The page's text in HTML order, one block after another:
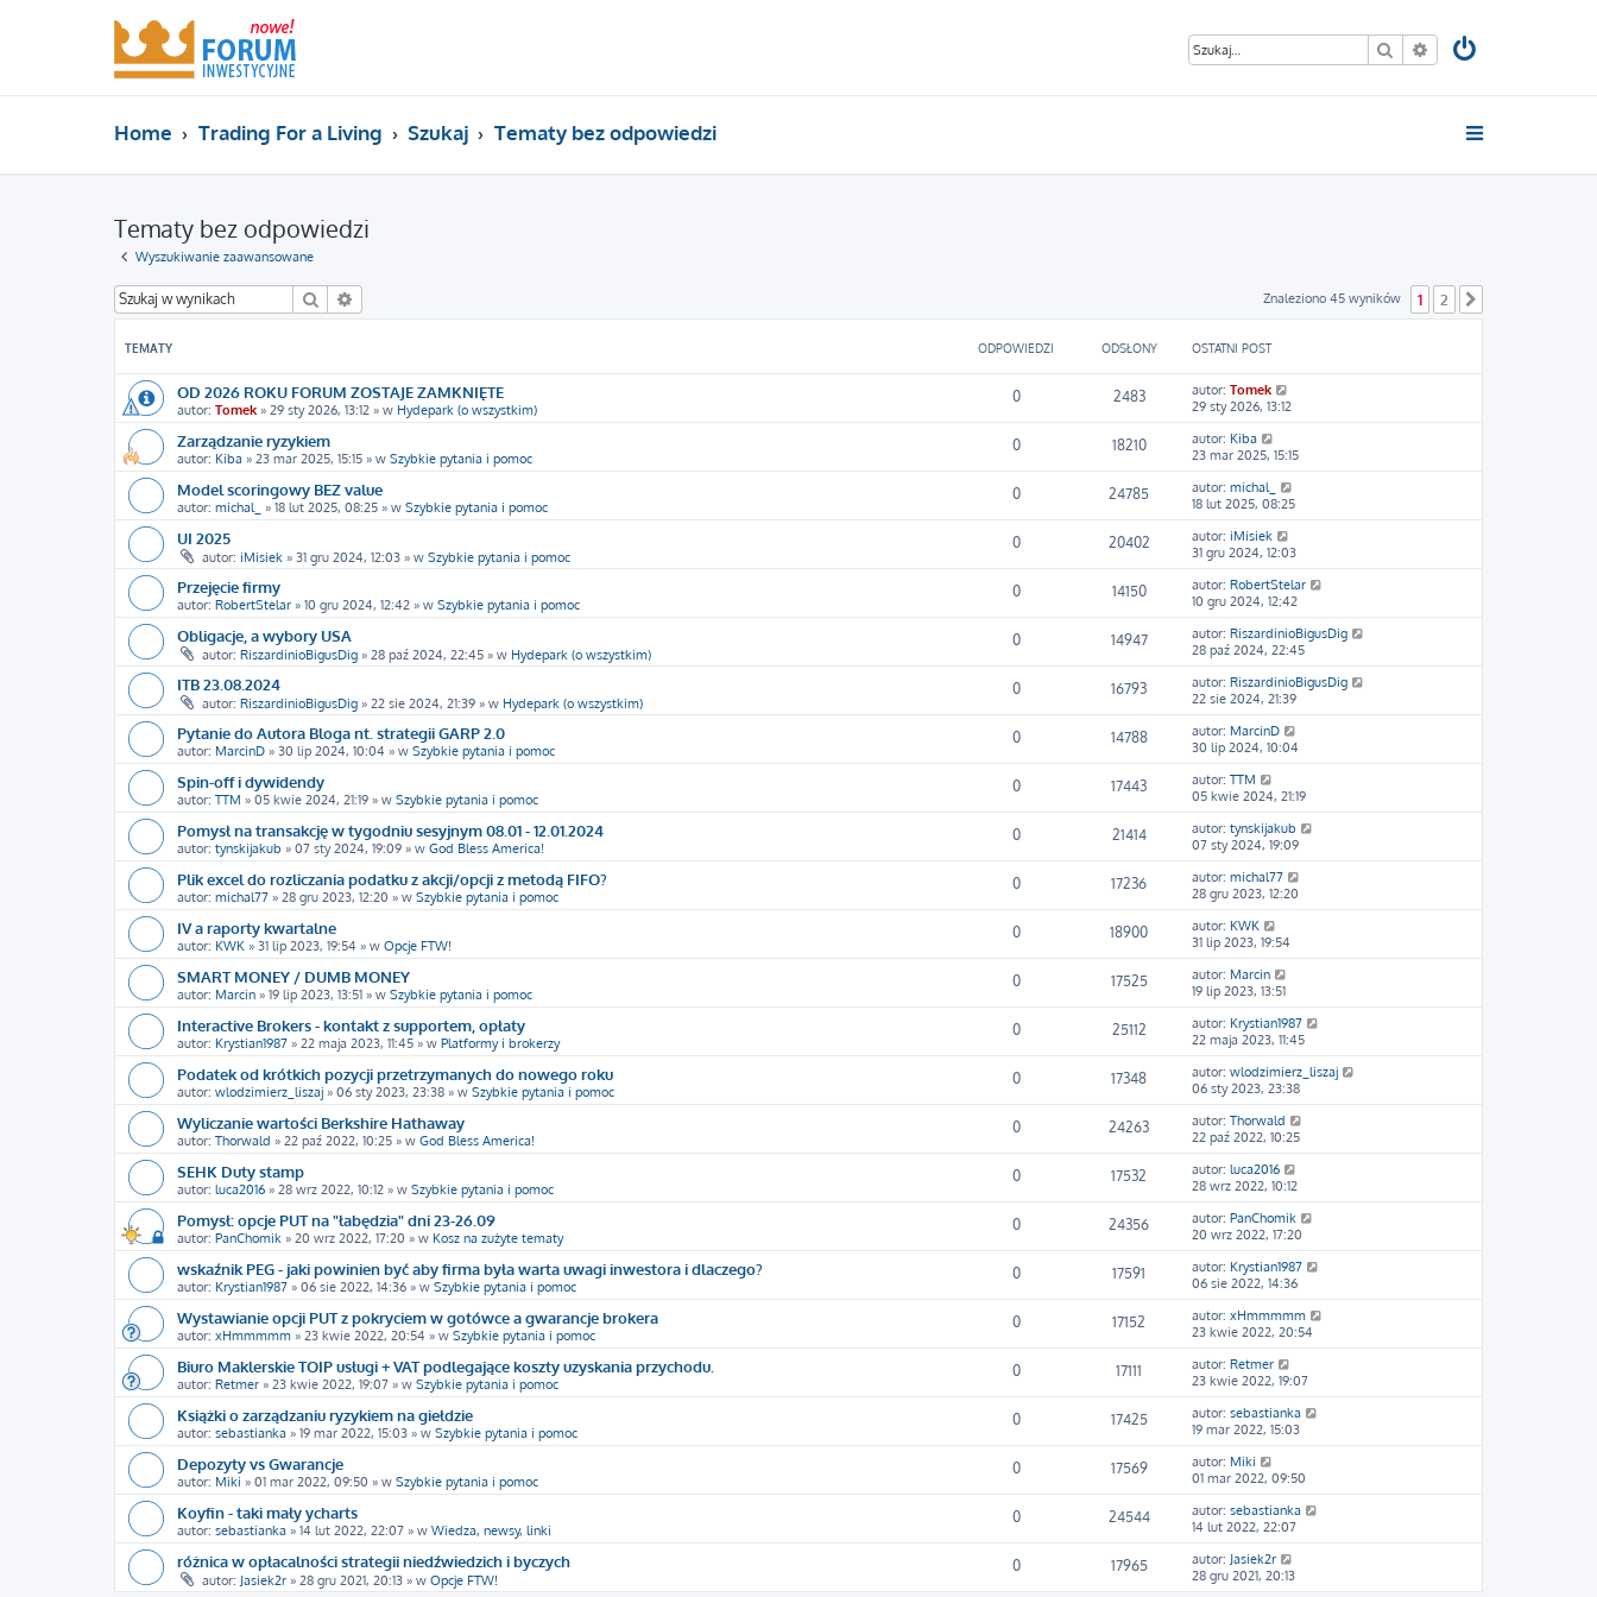
Szukaj Wyszukiwanie
Home Trading For a Living Szukaj Tematy bez odpowiedzi
Tematy bez odpowiedzi
Wyszukiwanie zaawansowane
Szukaj Znaleziono 45 wyników 1 2
TEMATY ODPOWIEDZI ODSŁONY OSTATNI POST
OD 2026 ROKU FORUM ZOSTAJE ZAMKNIĘTE
autor: Tomek » 29 sty 2026, 13:12 » w Hydepark (o wszystkim)
0 2483 autor: Tomek
29 sty 2026, 13:12
Zarządzanie ryzykiem
autor: Kiba » 23 mar 2025, 15:15 » w Szybkie pytania i pomoc
0 18210 autor: Kiba
23 mar 2025, 15:15
Model scoringowy BEZ value
autor: michal_ » 18 lut 2025, 08:25 » w Szybkie pytania i pomoc
0 24785 autor: michal_
18 lut 2025, 08:25
UI 2025
autor: iMisiek » 31 gru 2024, 12:03 » w Szybkie pytania i pomoc
0 20402 autor: iMisiek
31 gru 2024, 12:03
Przejęcie firmy
autor: RobertStelar » 10 gru 2024, 12:42 » w Szybkie pytania i pomoc
0 14150 autor: RobertStelar
10 gru 2024, 12:42
Obligacje, a wybory USA
autor: RiszardinioBigusDig » 28 paź 2024, 22:45 » w Hydepark (o wszystkim)
0 14947 autor: RiszardinioBigusDig
28 paź 2024, 22:45
ITB 23.08.2024
autor: RiszardinioBigusDig » 22 sie 2024, 21:39 » w Hydepark (o wszystkim)
0 16793 autor: RiszardinioBigusDig
22 sie 2024, 21:39
Pytanie do Autora Bloga nt. strategii GARP 2.0
autor: MarcinD » 30 lip 2024, 10:04 » w Szybkie pytania i pomoc
0 14788 autor: MarcinD
30 lip 2024, 10:04
Spin-off i dywidendy
autor: TTM » 05 kwie 2024, 21:19 » w Szybkie pytania i pomoc
0 17443 autor: TTM
05 kwie 2024, 21:19
Pomysł na transakcję w tygodniu sesyjnym 08.01 - 12.01.2024
autor: tynskijakub » 07 sty 2024, 19:09 » w God Bless America!
0 21414 autor: tynskijakub
07 sty 2024, 19:09
Plik excel do rozliczania podatku z akcji/opcji z metodą FIFO?
autor: michal77 » 28 gru 2023, 12:20 » w Szybkie pytania i pomoc
0 17236 autor: michal77
28 gru 2023, 12:20
IV a raporty kwartalne
autor: KWK » 31 lip 2023, 19:54 » w Opcje FTW!
0 18900 autor: KWK
31 lip 2023, 19:54
SMART MONEY / DUMB MONEY
autor: Marcin » 19 lip 2023, 13:51 » w Szybkie pytania i pomoc
0 17525 autor: Marcin
19 lip 2023, 13:51
Interactive Brokers - kontakt z supportem, opłaty
autor: Krystian1987 » 22 maja 2023, 11:45 » w Platformy i brokerzy
0 25112 autor: Krystian1987
22 maja 2023, 11:45
Podatek od krótkich pozycji przetrzymanych do nowego roku
autor: wlodzimierz_liszaj » 06 sty 2023, 23:38 » w Szybkie pytania i pomoc
0 17348 autor: wlodzimierz_liszaj
06 sty 2023, 23:38
Wyliczanie wartości Berkshire Hathaway
autor: Thorwald » 22 paź 2022, 10:25 » w God Bless America!
0 24263 autor: Thorwald
22 paź 2022, 10:25
SEHK Duty stamp
autor: luca2016 » 28 wrz 2022, 10:12 » w Szybkie pytania i pomoc
0 17532 autor: luca2016
28 wrz 2022, 10:12
Pomysł: opcje PUT na "łabędzia" dni 23-26.09
autor: PanChomik » 20 wrz 2022, 17:20 » w Kosz na zużyte tematy
0 24356 autor: PanChomik
20 wrz 2022, 17:20
wskaźnik PEG - jaki powinien być aby firma była warta uwagi inwestora i dlaczego?
autor: Krystian1987 » 06 sie 2022, 14:36 » w Szybkie pytania i pomoc
0 17591 autor: Krystian1987
06 sie 2022, 14:36
Wystawianie opcji PUT z pokryciem w gotówce a gwarancje brokera
autor: xHmmmmm » 23 kwie 2022, 20:54 » w Szybkie pytania i pomoc
0 17152 autor: xHmmmmm
23 kwie 2022, 20:54
Biuro Maklerskie TOIP usługi + VAT podlegające koszty uzyskania przychodu.
autor: Retmer » 23 kwie 2022, 19:07 » w Szybkie pytania i pomoc
0 17111 autor: Retmer
23 kwie 2022, 19:07
Książki o zarządzaniu ryzykiem na giełdzie
autor: sebastianka » 19 mar 2022, 15:03 » w Szybkie pytania i pomoc
0 17425 autor: sebastianka
19 mar 2022, 15:03
Depozyty vs Gwarancje
autor: Miki » 01 mar 2022, 09:50 » w Szybkie pytania i pomoc
0 17569 autor: Miki
01 mar 2022, 09:50
Koyfin - taki mały ycharts
autor: sebastianka » 14 lut 2022, 22:07 » w Wiedza, newsy, linki
0 24544 autor: sebastianka
14 lut 2022, 22:07
różnica w opłacalności strategii niedźwiedzich i byczych
autor: Jasiek2r » 28 gru 2021, 20:13 » w Opcje FTW!
0 17965 autor: Jasiek2r
28 gru 2021, 20:13